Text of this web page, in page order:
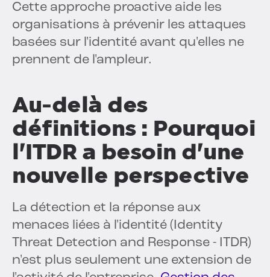
Cette approche proactive aide les
organisations à prévenir les attaques
basées sur l'identité avant qu'elles ne
prennent de l'ampleur.
Au-delà des
définitions : Pourquoi
l'ITDR a besoin d'une
nouvelle perspective
La détection et la réponse aux
menaces liées à l'identité (Identity
Threat Detection and Response - ITDR)
n'est plus seulement une extension de